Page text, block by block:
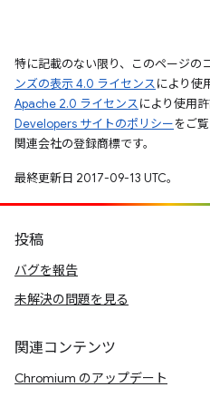
特に記載のない限り、このページの
ンズの表示 4.0 ライセンスにより使
Apache 2.0 ライセンスにより使用
Developers サイトのポリシーをご
関連会社の登録商標です。
最終更新日 2017-09-13 UTC。
投稿
バグを報告
未解決の問題を見る
関連コンテンツ
Chromium のアップデート